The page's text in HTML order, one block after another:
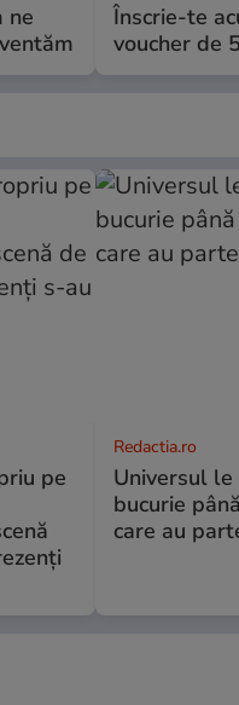
ne
Înscrie-te
voucher de
pe
Redactia.ro
Universul
bucurie
care au